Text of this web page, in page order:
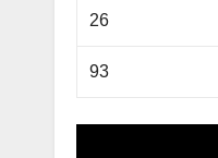
26
93